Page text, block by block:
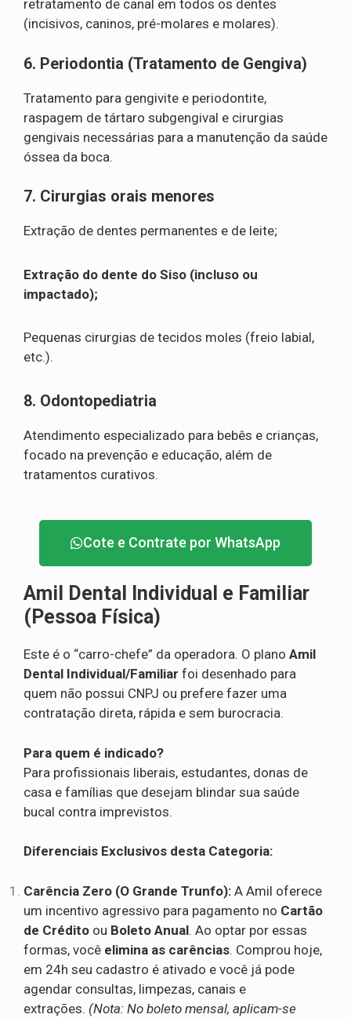
retratamento de canal em todos os dentes
(incisivos, caninos, pré-molares e molares).
6. Periodontia (Tratamento de Gengiva)
Tratamento para gengivite e periodontite,
raspagem de tártaro subgengival e cirurgias
gengivais necessárias para a manutenção da saúde
óssea da boca.
7. Cirurgias orais menores
Extração de dentes permanentes e de leite;
Extração do dente do Siso (incluso ou
impactado);
Pequenas cirurgias de tecidos moles (freio labial,
etc.).
8. Odontopediatria
Atendimento especializado para bebês e crianças,
focado na prevenção e educação, além de
tratamentos curativos.
Cote e Contrate por WhatsApp
Amil Dental Individual e Familiar
(Pessoa Física)
Este é o “carro-chefe” da operadora. O plano Amil
Dental Individual/Familiar foi desenhado para
quem não possui CNPJ ou prefere fazer uma
contratação direta, rápida e sem burocracia.
Para quem é indicado?
Para profissionais liberais, estudantes, donas de
casa e famílias que desejam blindar sua saúde
bucal contra imprevistos.
Diferenciais Exclusivos desta Categoria:
Carência Zero (O Grande Trunfo): A Amil oferece
um incentivo agressivo para pagamento no Cartão
de Crédito ou Boleto Anual. Ao optar por essas
formas, você elimina as carências. Comprou hoje,
em 24h seu cadastro é ativado e você já pode
agendar consultas, limpezas, canais e
extrações. (Nota: No boleto mensal, aplicam-se